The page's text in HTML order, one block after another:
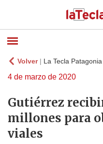
Volver| La Tecla Patagonia
4 de marzo de 2020
Gutiérrez
millones para
viales